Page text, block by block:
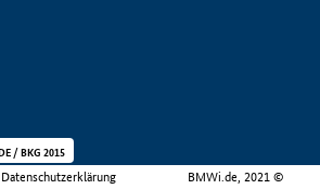
Datenschutzerklärung BMWi.de, 2021 ©
/ BKG 2015